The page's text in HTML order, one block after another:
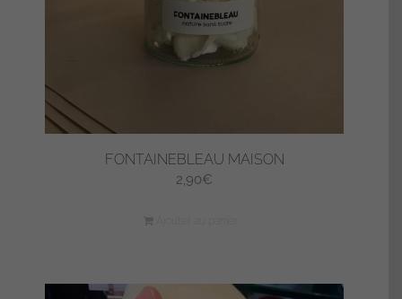
FONTAINEBLEAU MAISON
2,90€